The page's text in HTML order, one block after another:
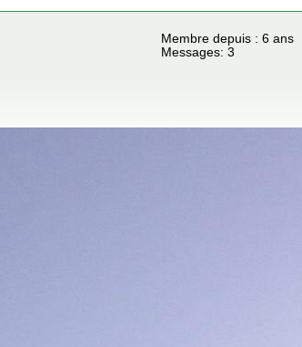
Membre depuis : 6 ans
Messages: 3